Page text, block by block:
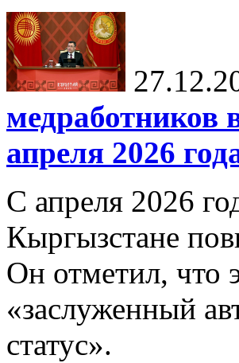
медработников
апреля 2026
С апреля 2026
Кыргызстане
Он отметил, что
«заслуженный
статус».